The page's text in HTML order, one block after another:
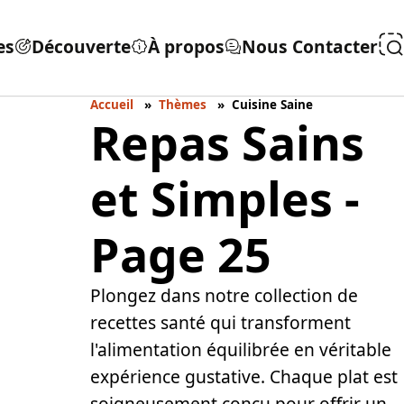
Découverte À propos Nous Contacter
Accueil Thèmes Cuisine Saine
Repas Sains
et Simples -
Page 25
Plongez dans notre collection de
recettes santé qui transforment
l'alimentation équilibrée en véritable
expérience gustative. Chaque plat est